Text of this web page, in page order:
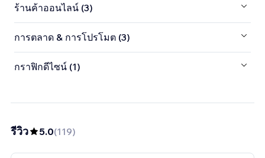
ร้านค้าออนไลน์ (3)
การตลาด & การโปรโมต (3)
กราฟิกดีไซน์ (1)
รีวิว 5.0(119)